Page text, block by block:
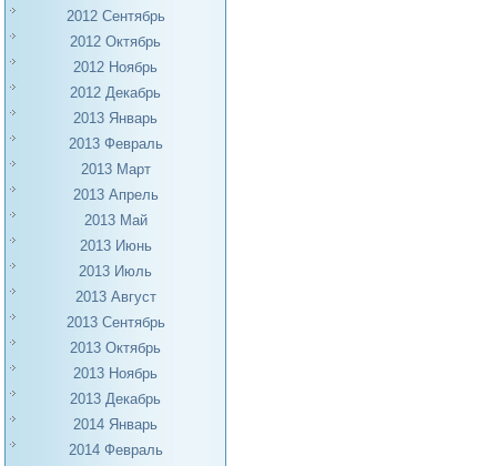
2012 Сентябрь
2012 Октябрь
2012 Ноябрь
2012 Декабрь
2013 Январь
2013 Февраль
2013 Март
2013 Апрель
2013 Май
2013 Июнь
2013 Июль
2013 Август
2013 Сентябрь
2013 Октябрь
2013 Ноябрь
2013 Декабрь
2014 Январь
2014 Февраль